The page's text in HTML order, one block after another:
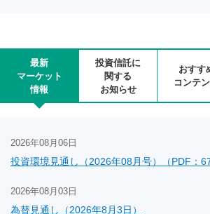
最新
マーケット
情報
投資信託に
関する
お知らせ
おすす
コンテ
2026年08月06日
投資環境見通し（2026年08月号）（PDF：
2026年08月03日
為替見通し（2026年8月3日）